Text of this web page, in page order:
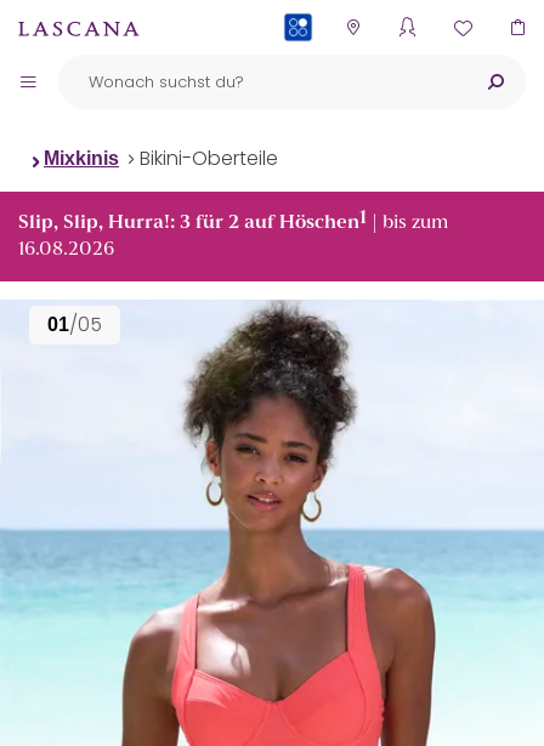
Mixkinis Bikini-Oberteile
Slip, Slip, Hurra!: 3 für 2 auf Höschen1 | bis zum
16.08.2026
01/05